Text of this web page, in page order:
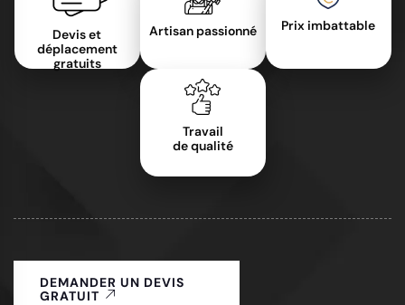
Devis et
déplacement
gratuits
Artisan passionné Prix imbattable
Travail
de qualité
DEMANDER UN DEVIS
GRATUIT